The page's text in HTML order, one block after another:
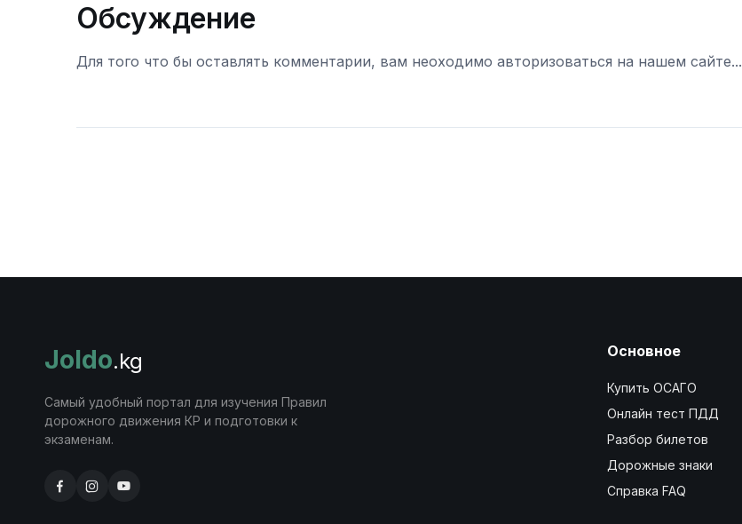
Обсуждение
Для того что бы оставлять комментарии, вам неоходимо авторизоваться на нашем сайте...
Joldo.kg
Самый удобный портал для изучения Правил
дорожного движения КР и подготовки к
экзаменам.
Основное
Купить ОСАГО
Онлайн тест ПДД
Разбор билетов
Дорожные знаки
Справка FAQ